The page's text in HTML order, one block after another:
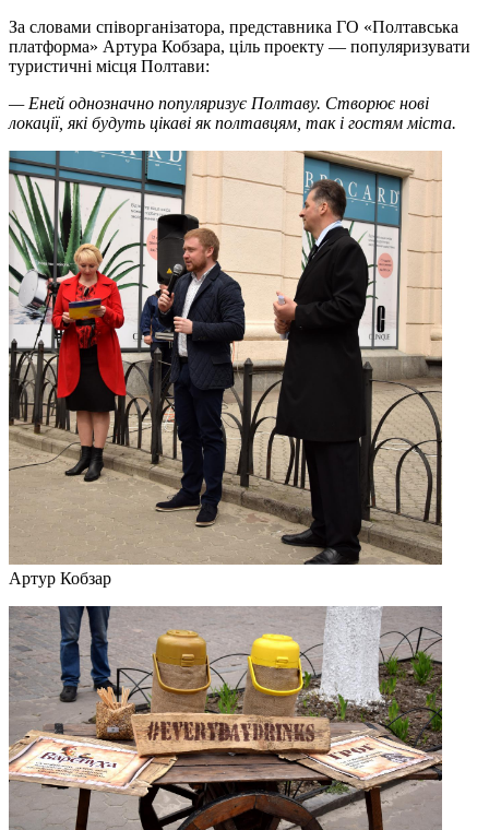
За словами співорганізатора, представника ГО «Полтавська
платформа» Артура Кобзара, ціль проекту — популяризувати
туристичні місця Полтави:
— Еней однозначно популяризує Полтаву. Створює нові
локації, які будуть цікаві як полтавцям, так і гостям міста.
Артур Кобзар